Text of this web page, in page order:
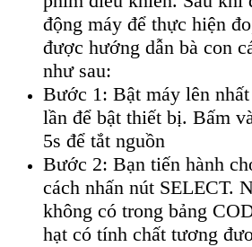
động máy để thực hiện
được hướng dẫn bà con
như sau:
Bước 1: Bật máy lên
lần để bật thiết bị. Bấm
5s để tắt nguồn
Bước 2: Bạn tiến hành
cách nhấn nút SELECT.
không có trong bảng
hạt có tính chất tương